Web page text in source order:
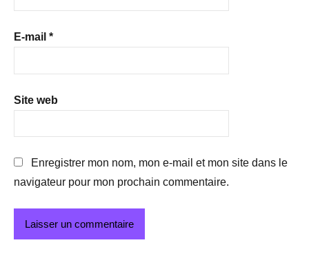
E-mail *
Site web
Enregistrer mon nom, mon e-mail et mon site dans le
navigateur pour mon prochain commentaire.